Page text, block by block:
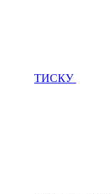
ТИСКУ